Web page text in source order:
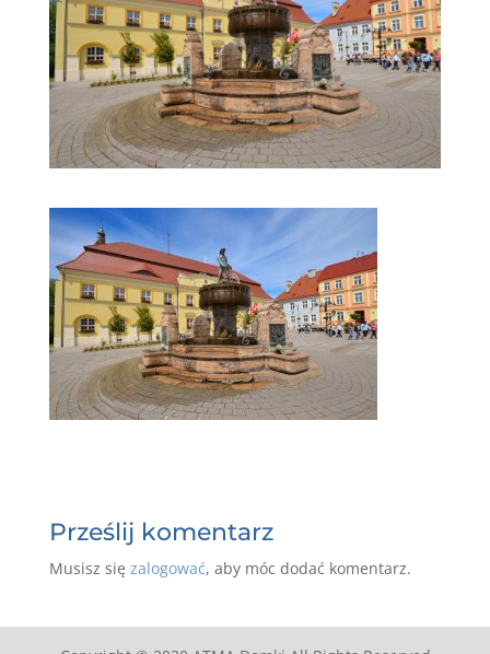
Prześlij komentarz
Musisz się zalogować, aby móc dodać komentarz.